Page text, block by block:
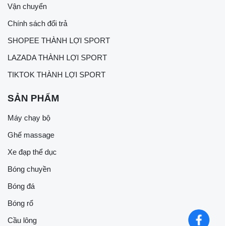
Vận chuyển
Chính sách đổi trả
SHOPEE THÀNH LỢI SPORT
LAZADA THÀNH LỢI SPORT
TIKTOK THÀNH LỢI SPORT
SẢN PHẨM
Máy chạy bộ
Ghế massage
Xe đạp thể dục
Bóng chuyền
Bóng đá
Bóng rổ
Cầu lông